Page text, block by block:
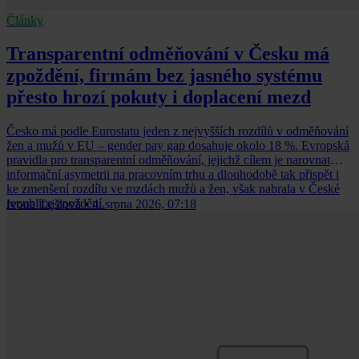
Články
Transparentní odměňování v Česku má
zpoždění, firmám bez jasného systému
přesto hrozí pokuty i doplacení mezd
Česko má podle Eurostatu jeden z nejvyšších rozdílů v odměňování
žen a mužů v EU – gender pay gap dosahuje okolo 18 %. Evropská
pravidla pro transparentní odměňování, jejichž cílem je narovnat
informační asymetrii na pracovním trhu a dlouhodobě tak přispět i
ke zmenšení rozdílu ve mzdách mužů a žen, však nabrala v České
republice zpoždění.
Ivona Tajšlová • 4. srpna 2026, 07:18